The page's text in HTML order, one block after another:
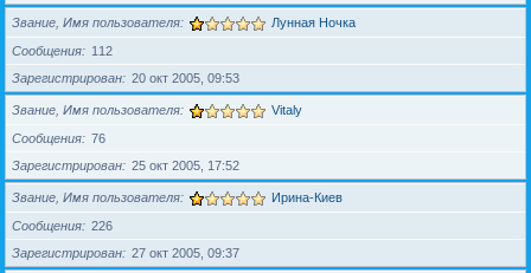
Звание, Имя пользователя Лунная Ночка
Сообщения
112
Зарегистрирован
20 окт 2005, 09:53
Звание, Имя пользователя Vitaly
Сообщения
76
Зарегистрирован
25 окт 2005, 17:52
Звание, Имя пользователя Ирина-Киев
Сообщения
226
Зарегистрирован
27 окт 2005, 09:37